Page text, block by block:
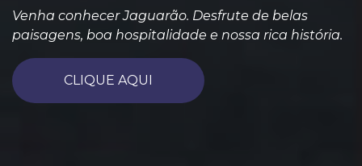
Venha conhecer Jaguarão. Desfrute de belas
paisagens, boa hospitalidade e nossa rica história.
CLIQUE AQUI